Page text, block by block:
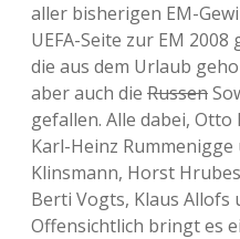
aller bisherigen EM-
UEFA-Seite zur EM
die aus dem Urlaub
aber auch die Russen
gefallen. Alle dabei,
Karl-Heinz
Klinsmann, Horst
Berti Vogts, Klaus Allofs
Offensichtlich bringt es